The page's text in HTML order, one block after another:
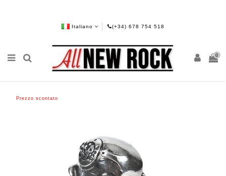
Italiano (+34) 678 754 518
0
Prezzo scontato